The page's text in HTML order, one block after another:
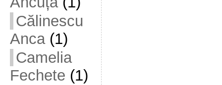
Călinescu
Anca(1)
Camelia
Fechete (1)